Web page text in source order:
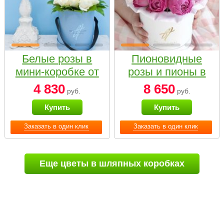
Заказать в один клик
Белые розы в
мини-коробке от
Bella Fiori
4 830 руб.
Купить
Заказать в один клик
Пионовидные
розы и пионы в
белой коробке
Small
8 650руб.
Купить
Еще цветы в шляпных коробках